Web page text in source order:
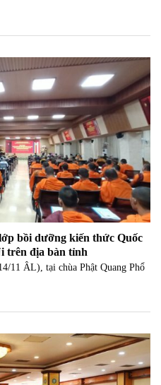
bồi dưỡng kiến thức Quốc
trên địa bàn tỉnh
11 ÂL), tại chùa Phật Quang Phổ